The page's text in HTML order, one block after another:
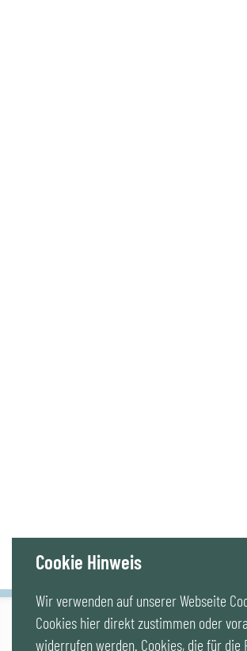
IG LEBENSZYKLUS BAU
Cookie Hinweis
Wir verwenden auf unserer Webseite
Cookies hier direkt zustimmen oder
widerrufen werden. Cookies, die für